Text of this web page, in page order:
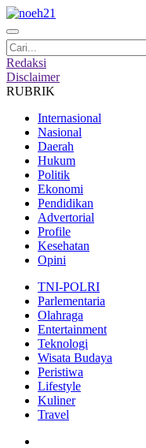
Redaksi
Disclaimer
RUBRIK
Internasional
Nasional
Daerah
Hukum
Politik
Ekonomi
Pendidikan
Advertorial
Profile
Kesehatan
Opini
TNI-POLRI
Parlementaria
Olahraga
Entertainment
Teknologi
Wisata Budaya
Peristiwa
Lifestyle
Kuliner
Travel